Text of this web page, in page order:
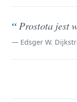
“Prostota jest
— Edsger W.